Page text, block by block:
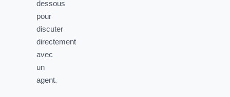
dessous
pour
discuter
directement
avec
un
agent.